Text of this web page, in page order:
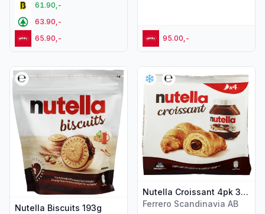
61.90,-
63.90,-
65.90,-
95.00,-
Nutella Biscuits 193g
Vis flere detaljer for produktet "Nutella Biscuits 193g"
Nutella Croissant 4pk 340g
Ferrero Scandinavia AB
Vis flere detaljer for